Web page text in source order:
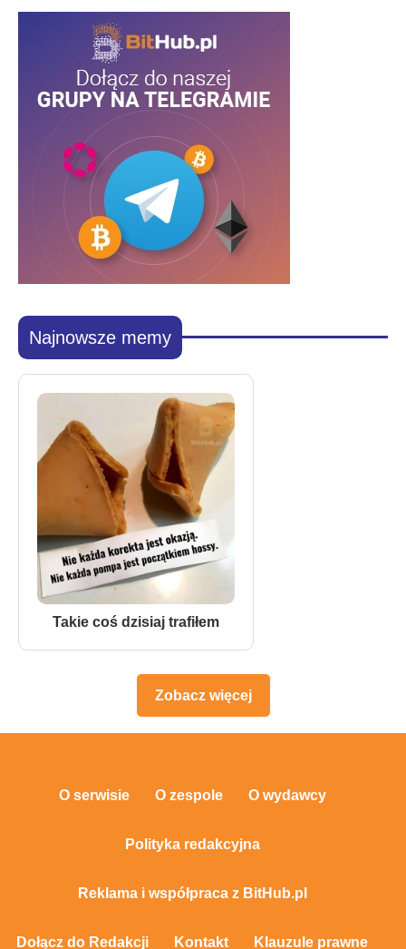
Najnowsze memy
Takie coś dzisiaj trafiłem
Zobacz więcej
O serwisie O zespole O wydawcy
Polityka redakcyjna
Reklama i współpraca z BitHub.pl
Dołącz do Redakcji Kontakt Klauzule prawne